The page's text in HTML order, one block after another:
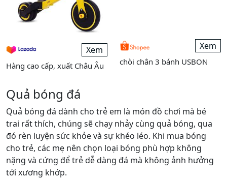
Xem
Hàng cao cấp, xuất Châu Âu
Xem
chòi chân 3 bánh USBON
Quả bóng đá
Quả bóng đá dành cho trẻ em là món đồ chơi mà bé
trai rất thích, chúng sẽ chạy nhảy cùng quả bóng, qua
đó rèn luyện sức khỏe và sự khéo léo. Khi mua bóng
cho trẻ, các mẹ nên chọn loại bóng phù hợp không
nặng và cứng để trẻ dễ dàng đá mà không ảnh hưởng
tới xương khớp.